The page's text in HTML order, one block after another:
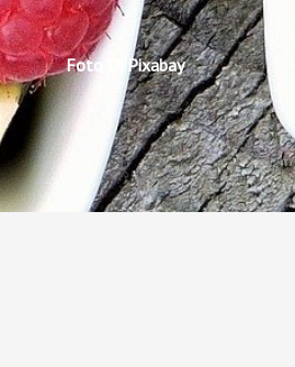
Foto Di Pixabay